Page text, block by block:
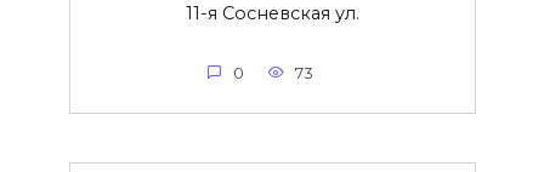
11-я Сосневская ул.
0 73